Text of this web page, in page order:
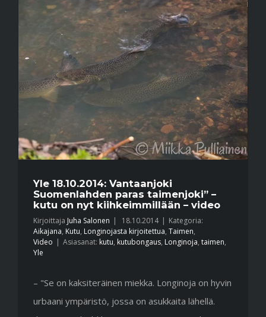
Yle 18.10.2014: Vantaanjoki
Suomenlahden paras taimenjoki” –
kutu on nyt kiihkeimmillään – video
Kirjoittaja Juha Salonen | 18.10.2014 | Kategoria:
Aikajana, Kutu, Longinojasta kirjoitettua, Taimen,
Video | Asiasanat: kutu, kutubongaus, Longinoja, taimen,
Yle
– "Se on kaksiteräinen miekka. Longinoja on hyvin
urbaani ympäristö, jossa on asukkaita lähellä.